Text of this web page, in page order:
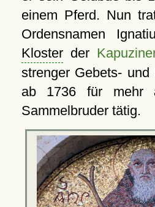
einem Pferd. Nun
Ordensnamen
Klosterder
strenger Gebets-
ab 1736 für mehr
Sammelbruder tätig.